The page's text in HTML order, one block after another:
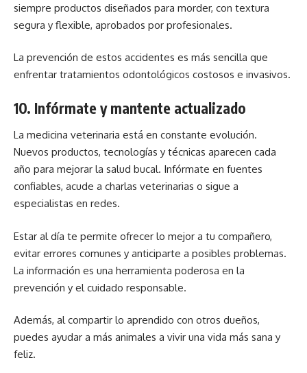
siempre productos diseñados para morder, con textura
segura y flexible, aprobados por profesionales.
La prevención de estos accidentes es más sencilla que
enfrentar tratamientos odontológicos costosos e invasivos.
10. Infórmate y mantente actualizado
La medicina veterinaria está en constante evolución.
Nuevos productos, tecnologías y técnicas aparecen cada
año para mejorar la salud bucal. Infórmate en fuentes
confiables, acude a charlas veterinarias o sigue a
especialistas en redes.
Estar al día te permite ofrecer lo mejor a tu compañero,
evitar errores comunes y anticiparte a posibles problemas.
La información es una herramienta poderosa en la
prevención y el cuidado responsable.
Además, al compartir lo aprendido con otros dueños,
puedes ayudar a más animales a vivir una vida más sana y
feliz.